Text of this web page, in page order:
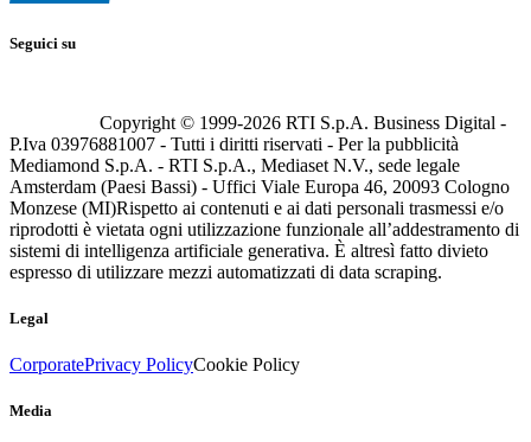
Seguici su
Copyright © 1999-2026 RTI S.p.A. Business Digital -
P.Iva 03976881007 - Tutti i diritti riservati - Per la pubblicità
Mediamond S.p.A. - RTI S.p.A., Mediaset N.V., sede legale
Amsterdam (Paesi Bassi) - Uffici Viale Europa 46, 20093 Cologno
Monzese (MI)Rispetto ai contenuti e ai dati personali trasmessi e/o
riprodotti è vietata ogni utilizzazione funzionale all’addestramento di
sistemi di intelligenza artificiale generativa. È altresì fatto divieto
espresso di utilizzare mezzi automatizzati di data scraping.
Legal
CorporatePrivacy PolicyCookie Policy
Media